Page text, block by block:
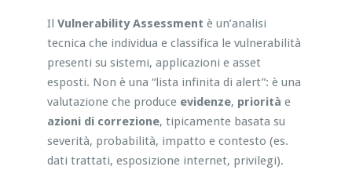
Il Vulnerability Assessment è un’analisi
tecnica che individua e classifica le vulnerabilità
presenti su sistemi, applicazioni e asset
esposti. Non è una “lista infinita di alert”: è una
valutazione che produce evidenze, priorità e
azioni di correzione, tipicamente basata su
severità, probabilità, impatto e contesto (es.
dati trattati, esposizione internet, privilegi).